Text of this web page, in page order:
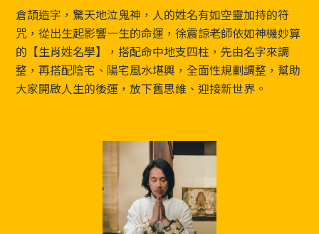
Footer
倉頡造字，驚天地泣鬼神，人的姓名有如空靈加持的符
咒，從出生起影響一生的命運，徐震諒老師依如神機妙算
的【生肖姓名學】，搭配命中地支四柱，先由名字來調
整，再搭配陰宅、陽宅風水堪輿，全面性規劃調整，幫助
大家開啟人生的後運，放下舊思維、迎接新世界。